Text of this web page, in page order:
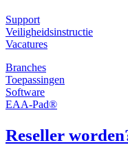
Support
Veiligheidsinstructie
Vacatures
Branches
Toepassingen
Software
EAA-Pad®
Reseller